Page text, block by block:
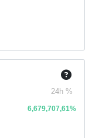
24h %
6,679,707,61%